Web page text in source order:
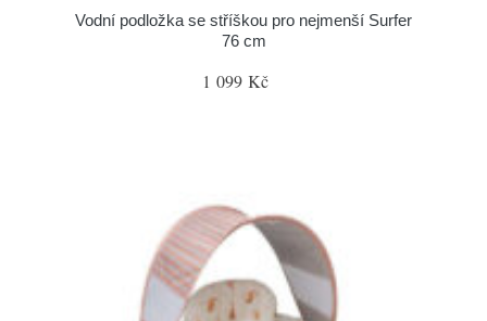
Vodní podložka se stříškou pro nejmenší Surfer
76 cm
1 099 Kč